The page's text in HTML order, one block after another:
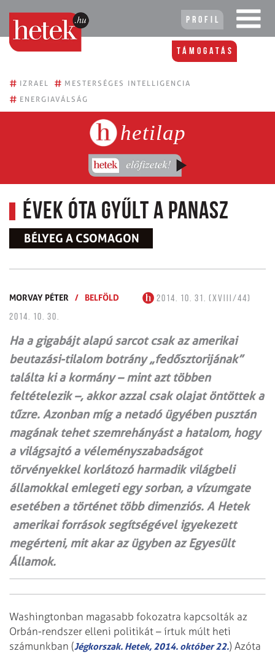
Profil
Támogatás
# IZRAEL # MESTERSÉGES INTELLIGENCIA
# ENERGIAVÁLSÁG
hetilap
Évek óta gyűlt a panasz
BÉLYEG A CSOMAGON
MORVAY PÉTER / BELFÖLD
2014. 10. 31. (XVIII/44)
2014. 10. 30.
Ha a gigabájt alapú sarcot csak az amerikai
beutazási-tilalom botrány „fedősztorijának”
találta ki a kormány – mint azt többen
feltételezik –, akkor azzal csak olajat öntöttek a
tűzre. Azonban míg a netadó ügyében pusztán
magának tehet szemrehányást a hatalom, hogy
a világsajtó a véleményszabadságot
törvényekkel korlátozó harmadik világbeli
államokkal emlegeti egy sorban, a vízumgate
esetében a történet több dimenziós. A Hetek
amerikai források segítségével igyekezett
megérteni, mit akar az ügyben az Egyesült
Államok.
Washingtonban magasabb fokozatra kapcsolták az
Orbán-rendszer elleni politikát – írtuk múlt heti
számunkban (Jégkorszak. Hetek, 2014. október 22.) Azóta